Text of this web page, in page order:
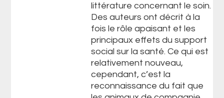
littérature concernant le soin.
Des auteurs ont décrit à la
fois le rôle apaisant et les
principaux effets du support
social sur la santé. Ce qui est
relativement nouveau,
cependant, c’est la
reconnaissance du fait que